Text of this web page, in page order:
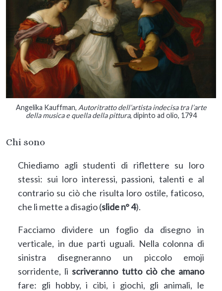
Angelika Kauffman, Autoritratto dell’artista indecisa tra l’arte
della musica e quella della pittura, dipinto ad olio, 1794
Chi sono
Chiediamo agli studenti di riflettere su loro
stessi: sui loro interessi, passioni, talenti e al
contrario su ciò che risulta loro ostile, faticoso,
che li mette a disagio (slide n° 4).
Facciamo dividere un foglio da disegno in
verticale, in due parti uguali. Nella colonna di
sinistra disegneranno un piccolo emoji
sorridente, lìscriveranno tutto ciò che amano
fare: gli hobby, i cibi, i giochi, gli animali, le